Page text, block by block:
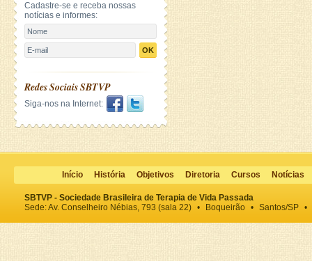
Cadastre-se e receba nossas
notícias e informes:
OK
Redes Sociais SBTVP
Siga-nos na Internet:
Início História Objetivos Diretoria Cursos Notícias
SBTVP - Sociedade Brasileira de Terapia de Vida Passada
Sede: Av. Conselheiro Nébias, 793 (sala 22) • Boqueirão • Santos/SP •